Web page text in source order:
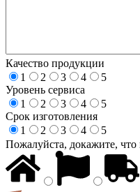
Качество продукции
1
2 3 4
5
Уровень сервиса
1
2 3 4
5
Срок изготовления
1
2 3 4
5
Пожалуйста, докажите,